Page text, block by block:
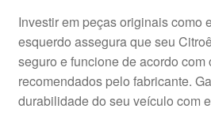
Investir em peças originais como
esquerdo assegura que seu
seguro e funcione de acordo com
recomendados pelo fabricante.
durabilidade do seu veículo com